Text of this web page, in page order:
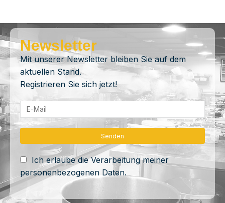
Newsletter
Mit unserer Newsletter bleiben Sie auf dem
aktuellen Stand.
Registrieren Sie sich jetzt!
Ich erlaube die Verarbeitung meiner
personenbezogenen Daten.